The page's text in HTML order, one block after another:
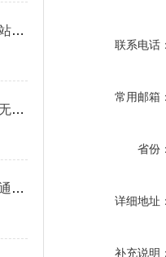
光伏电站灰尘检测仪如何助力电站高效运行？
水库大坝渗压渗流监测：全天候无人值守，24 小时连续稳定监测
便携式多参数水质检测仪的无线通信功能介绍
联系电话：
常用邮箱：
省份：
详细地址：
补充说明：